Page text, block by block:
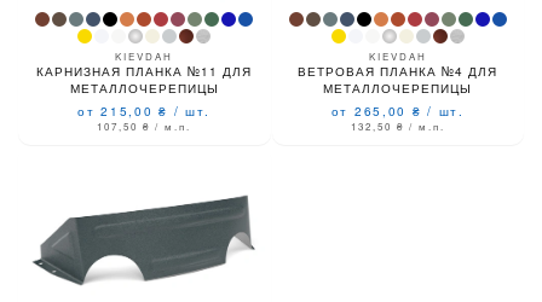
KIEVDAH
КАРНИЗНАЯ ПЛАНКА №11 ДЛЯ
МЕТАЛЛОЧЕРЕПИЦЫ
от 215,00₴ / шт.
107,50₴ / м.п.
KIEVDAH
ВЕТРОВАЯ ПЛАНКА №4 ДЛЯ
МЕТАЛЛОЧЕРЕПИЦЫ
от 265,00 ₴ / шт.
132,50 ₴ / м.п.